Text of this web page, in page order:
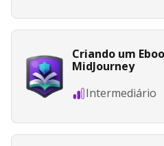
Criando um
MidJourney
Intermediário